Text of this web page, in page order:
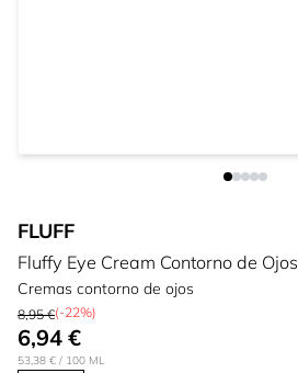
FLUFF
Fluffy Eye Cream Contorno de Ojos
Cremas contorno de ojos
8,95 €(-22%)
6,94 €
53,38 € / 100 ML